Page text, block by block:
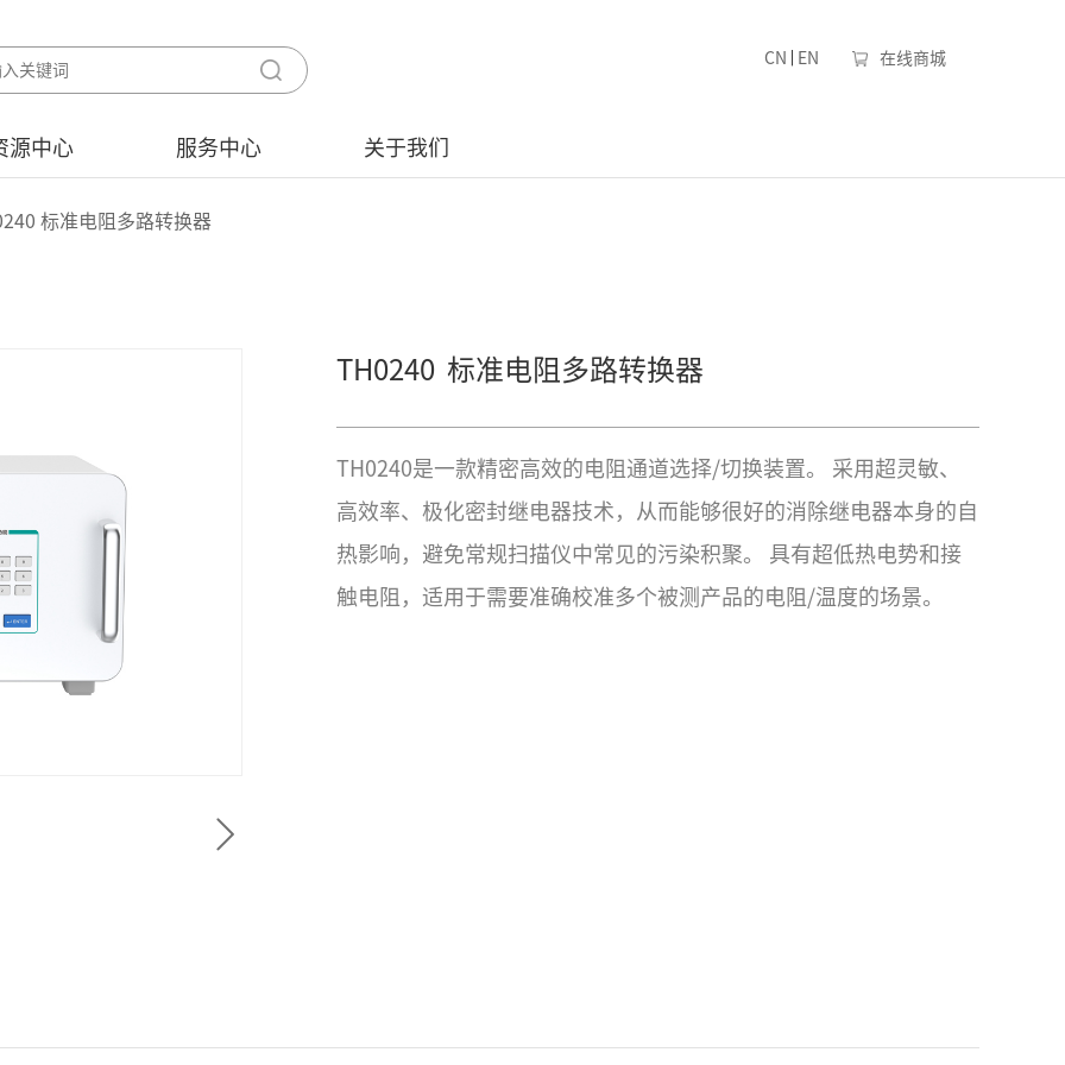
CN EN 在线商城
源中心 服务中心 关于我们
标准电阻多路转换器
TH0240 标准电阻多路转换器
TH0240是一款精密高效的电阻通道选择/切换装置。 采用超灵敏、
高效率、极化密封继电器技术，从而能够很好的消除继电器本身的自
热影响，避免常规扫描仪中常见的污染积聚。 具有超低热电势和接
触电阻，适用于需要准确校准多个被测产品的电阻/温度的场景。